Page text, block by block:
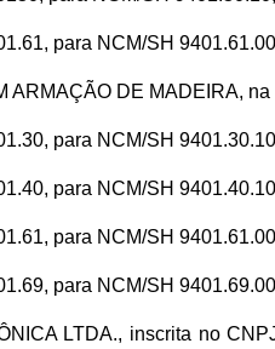
para NCM/SH
ARMAÇÃO DE MADEIRA, na
para NCM/SH
para NCM/SH
para NCM/SH
para NCM/SH
LTDA., inscrita no